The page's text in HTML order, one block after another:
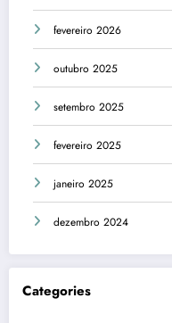
fevereiro 2026
outubro 2025
setembro 2025
fevereiro 2025
janeiro 2025
dezembro 2024
Categories